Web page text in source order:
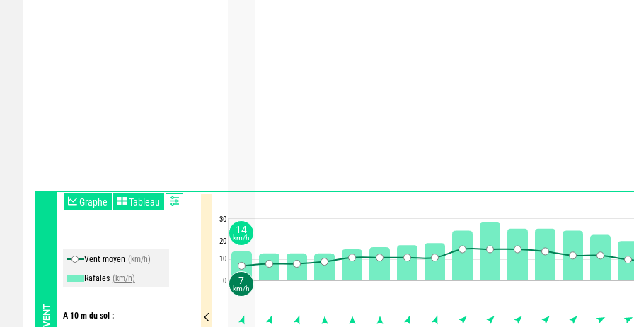
VENT
Graphe Tableau
Vent moyen (km/h)
Rafales (km/h)
A 10 m du sol :
30
20
10
0 7
km/h
14
km/h